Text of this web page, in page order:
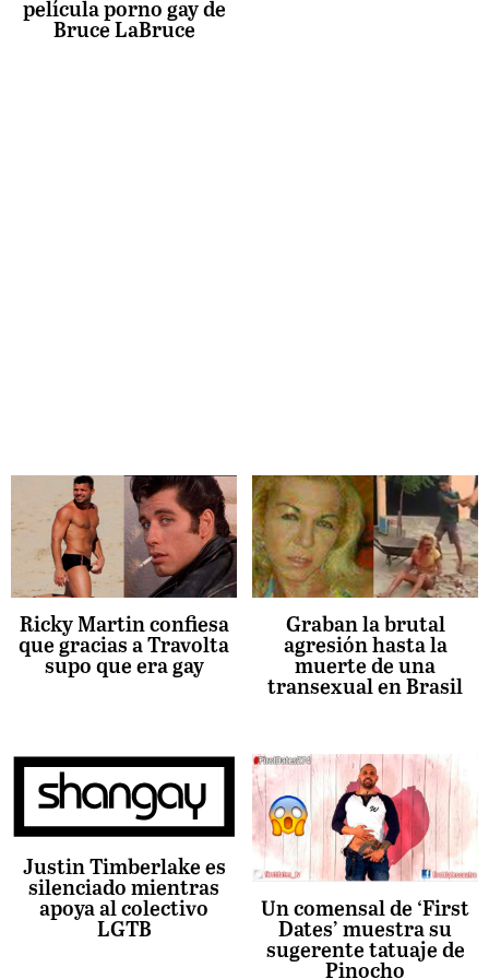
película porno gay de
Bruce LaBruce
Ricky Martin confiesa
que gracias a Travolta
supo que era gay
Graban la brutal
agresión hasta la
muerte de una
transexual en Brasil
Justin Timberlake es
silenciado mientras
apoya al colectivo
LGTB
Un comensal de ‘First
Dates’ muestra su
sugerente tatuaje de
Pinocho